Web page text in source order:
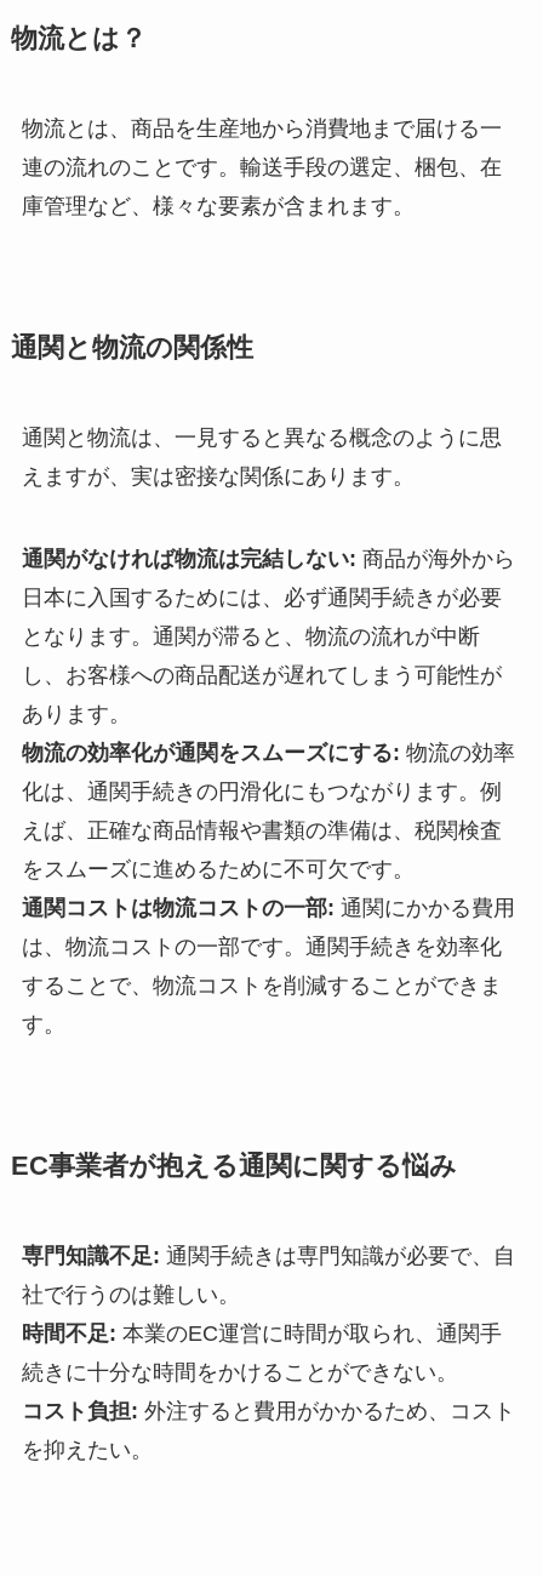
物流とは？
物流とは、商品を生産地から消費地まで届ける一
連の流れのことです。輸送手段の選定、梱包、在
庫管理など、様々な要素が含まれます。
通関と物流の関係性
通関と物流は、一見すると異なる概念のように思
えますが、実は密接な関係にあります。
通関がなければ物流は完結しない: 商品が海外から
日本に入国するためには、必ず通関手続きが必要
となります。通関が滞ると、物流の流れが中断
し、お客様への商品配送が遅れてしまう可能性が
あります。
物流の効率化が通関をスムーズにする: 物流の効率
化は、通関手続きの円滑化にもつながります。例
えば、正確な商品情報や書類の準備は、税関検査
をスムーズに進めるために不可欠です。
通関コストは物流コストの一部: 通関にかかる費用
は、物流コストの一部です。通関手続きを効率化
することで、物流コストを削減することができま
す。
EC事業者が抱える通関に関する悩み
専門知識不足: 通関手続きは専門知識が必要で、自
社で行うのは難しい。
時間不足: 本業のEC運営に時間が取られ、通関手
続きに十分な時間をかけることができない。
コスト負担: 外注すると費用がかかるため、コスト
を抑えたい。